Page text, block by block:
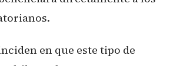
en que este tipo de